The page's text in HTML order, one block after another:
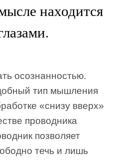
находится
осознанностью.
тип мышления
«снизу вверх»
проводника
позволяет
течь и лишь